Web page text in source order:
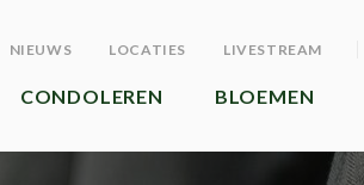
NIEUWS LOCATIES LIVESTREAM
CONDOLEREN BLOEMEN